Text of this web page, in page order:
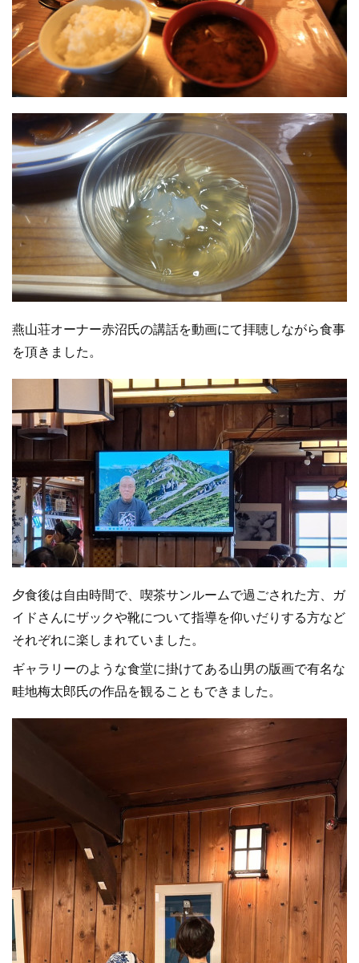
燕山荘オーナー赤沼氏の講話を動画にて拝聴しながら食事
を頂きました。
夕食後は自由時間で、喫茶サンルームで過ごされた方、ガ
イドさんにザックや靴について指導を仰いだりする方など
それぞれに楽しまれていました。
ギャラリーのような食堂に掛けてある山男の版画で有名な
畦地梅太郎氏の作品を観ることもできました。